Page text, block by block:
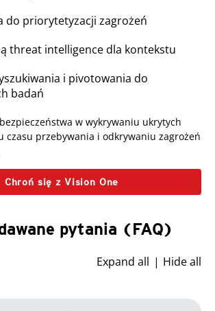
do priorytetyzacji zagrożeń
threat intelligence dla kontekstu
i pivotowania do
badań
w wykrywaniu ukrytych
czasu przebywania i odkrywaniu zagrożeń
Chroń się z Vision One
pytania (FAQ)
Expand all Hide all